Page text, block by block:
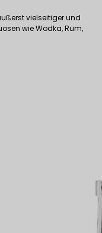
vielseitiger und
wie Wodka, Rum,